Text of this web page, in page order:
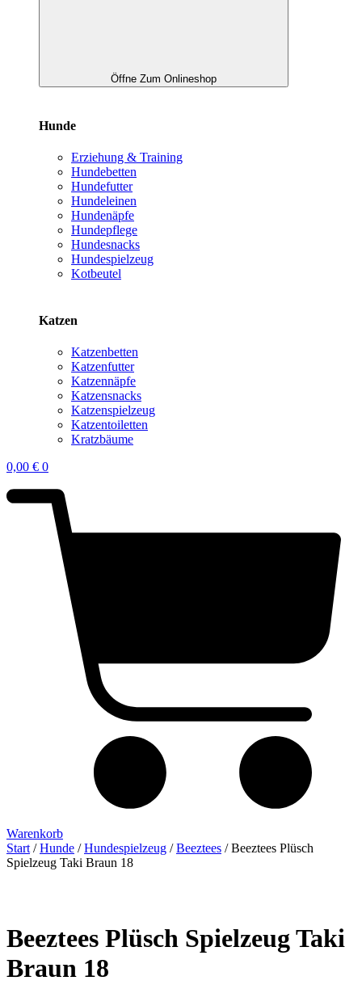
Öffne Zum Onlineshop
Hunde
Erziehung & Training
Hundebetten
Hundefutter
Hundeleinen
Hundenäpfe
Hundepflege
Hundesnacks
Hundespielzeug
Kotbeutel
Katzen
Katzenbetten
Katzenfutter
Katzennäpfe
Katzensnacks
Katzenspielzeug
Katzentoiletten
Kratzbäume
0,00 € 0
Warenkorb
Start /Hunde /Hundespielzeug /Beeztees / Beeztees Plüsch
Spielzeug Taki Braun 18
Beeztees Plüsch Spielzeug Taki
Braun 18